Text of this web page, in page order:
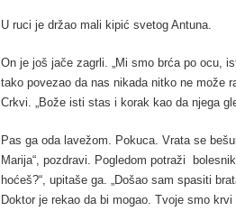
U ruci je držao mali kipić svetog Antuna.
On je još jače zagrli. „Mi smo brća po ocu,
tako povezao da nas nikada nitko ne može
Crkvi. „Bože isti stas i korak kao da njega
Pas ga oda lavežom. Pokuca. Vrata se
Marija“, pozdravi. Pogledom potraži
hoćeš?“, upitaše ga. „Došao sam spasiti
Doktor je rekao da bi mogao. Tvoje smo